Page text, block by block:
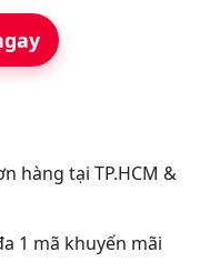
hàng tại TP.HCM &
1 mã khuyến mãi